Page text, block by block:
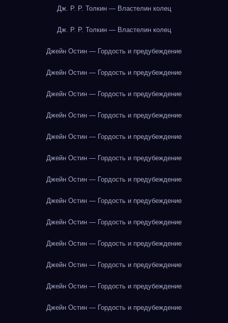
Дж. Р. Р. Толкин — Властелин колец
Дж. Р. Р. Толкин — Властелин колец
Джейн Остин — Гордость и предубеждение
Джейн Остин — Гордость и предубеждение
Джейн Остин — Гордость и предубеждение
Джейн Остин — Гордость и предубеждение
Джейн Остин — Гордость и предубеждение
Джейн Остин — Гордость и предубеждение
Джейн Остин — Гордость и предубеждение
Джейн Остин — Гордость и предубеждение
Джейн Остин — Гордость и предубеждение
Джейн Остин — Гордость и предубеждение
Джейн Остин — Гордость и предубеждение
Джейн Остин — Гордость и предубеждение
Джейн Остин — Гордость и предубеждение